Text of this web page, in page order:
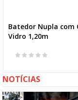
Batedor Nupla com
Vidro 1,20m
NOTÍCIAS